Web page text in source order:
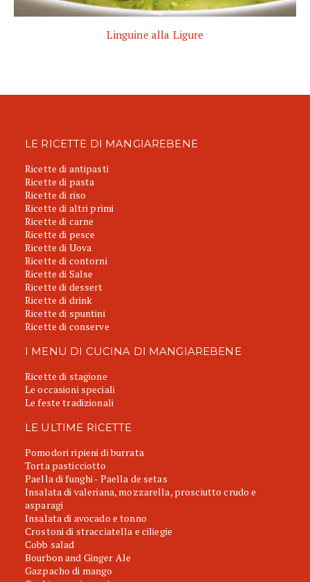
Linguine alla Ligure
LE RICETTE DI MANGIAREBENE
Ricette di antipasti
Ricette di pasta
Ricette di riso
Ricette di altri primi
Ricette di carne
Ricette di pesce
Ricette di Uova
Ricette di contorni
Ricette di Salse
Ricette di dessert
Ricette di drink
Ricette di spuntini
Ricette di conserve
I MENU DI CUCINA DI MANGIAREBENE
Ricette di stagione
Le occasioni speciali
Le feste tradizionali
LE ULTIME RICETTE
Pomodori ripieni di burrata
Torta pasticciotto
Paella di funghi - Paella de setas
Insalata di valeriana, mozzarella, prosciutto crudo e
asparagi
Insalata di avocado e tonno
Crostoni di stracciatella e ciliegie
Cobb salad
Bourbon and Ginger Ale
Gazpacho di mango